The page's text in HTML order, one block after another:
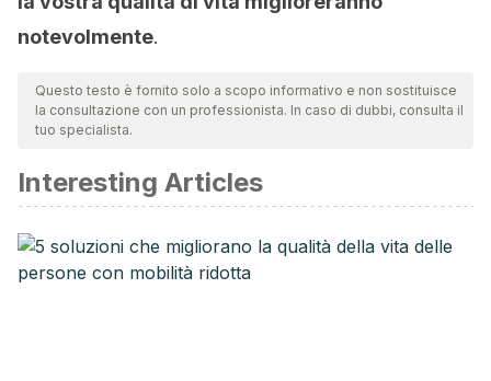
notevolmente.
Questo testo è fornito solo a scopo informativo e non sostituisce
la consultazione con un professionista. In caso di dubbi, consulta il
tuo specialista.
Interesting Articles